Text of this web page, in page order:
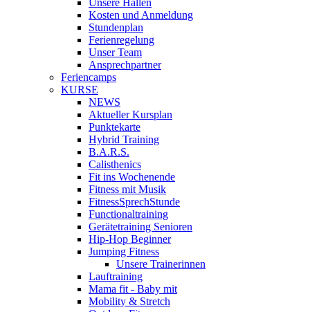
Unsere Hallen
Kosten und Anmeldung
Stundenplan
Ferienregelung
Unser Team
Ansprechpartner
Feriencamps
KURSE
NEWS
Aktueller Kursplan
Punktekarte
Hybrid Training
B.A.R.S.
Calisthenics
Fit ins Wochenende
Fitness mit Musik
FitnessSprechStunde
Functionaltraining
Gerätetraining Senioren
Hip-Hop Beginner
Jumping Fitness
Unsere Trainerinnen
Lauftraining
Mama fit - Baby mit
Mobility & Stretch